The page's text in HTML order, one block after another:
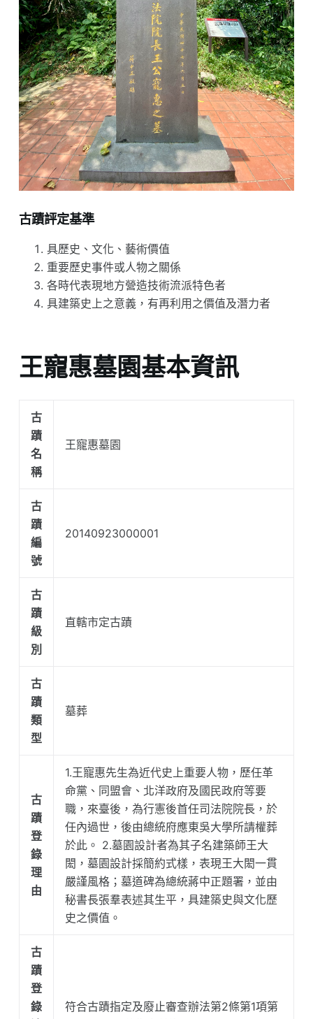
古蹟評定基準
具歷史、文化、藝術價值
重要歷史事件或人物之關係
各時代表現地方營造技術流派特色者
具建築史上之意義，有再利用之價值及潛力者
王寵惠墓園基本資訊
古
蹟
名
稱
王寵惠墓園
古
蹟
編
號
20140923000001
古
蹟
級
別
直轄市定古蹟
古
蹟
類
型
墓葬
古
蹟
登
錄
理
由
1.王寵惠先生為近代史上重要人物，歷任革
命黨、同盟會、北洋政府及國民政府等要
職，來臺後，為行憲後首任司法院院長，於
任內過世，後由總統府應東吳大學所請權葬
於此。 2.墓園設計者為其子名建築師王大
閎，墓園設計採簡約式樣，表現王大閎一貫
嚴謹風格；墓道碑為總統蔣中正題署，並由
秘書長張羣表述其生平，具建築史與文化歷
史之價值。
古
蹟
登
錄
符合古蹟指定及廢止審查辦法第2條第1項第